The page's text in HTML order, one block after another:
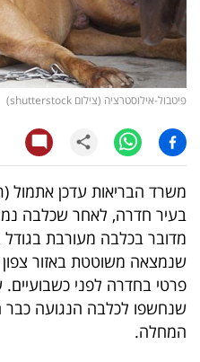
קריפטו
ויראלי
עסקי
ספורט
קריירה
ולימודים
מינויים
רייטינג
פיטבול-אילוסטרציה (צילום shutterstock)
משרד הבריאות עדכן אתמול
בעיר חדרה, לאחר שכלבה
מדובר בכלבה מעורבת בגודל
שנמצאה משוטטת באזור
שנחשפו לכלבה הנגועה כבר
המחלה.